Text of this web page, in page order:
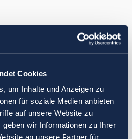
Cookies
um Inhalte und Anzeigen zu
für soziale Medien anbieten
auf unsere Website zu
geben wir Informationen zu Ihrer
an unsere Partner für